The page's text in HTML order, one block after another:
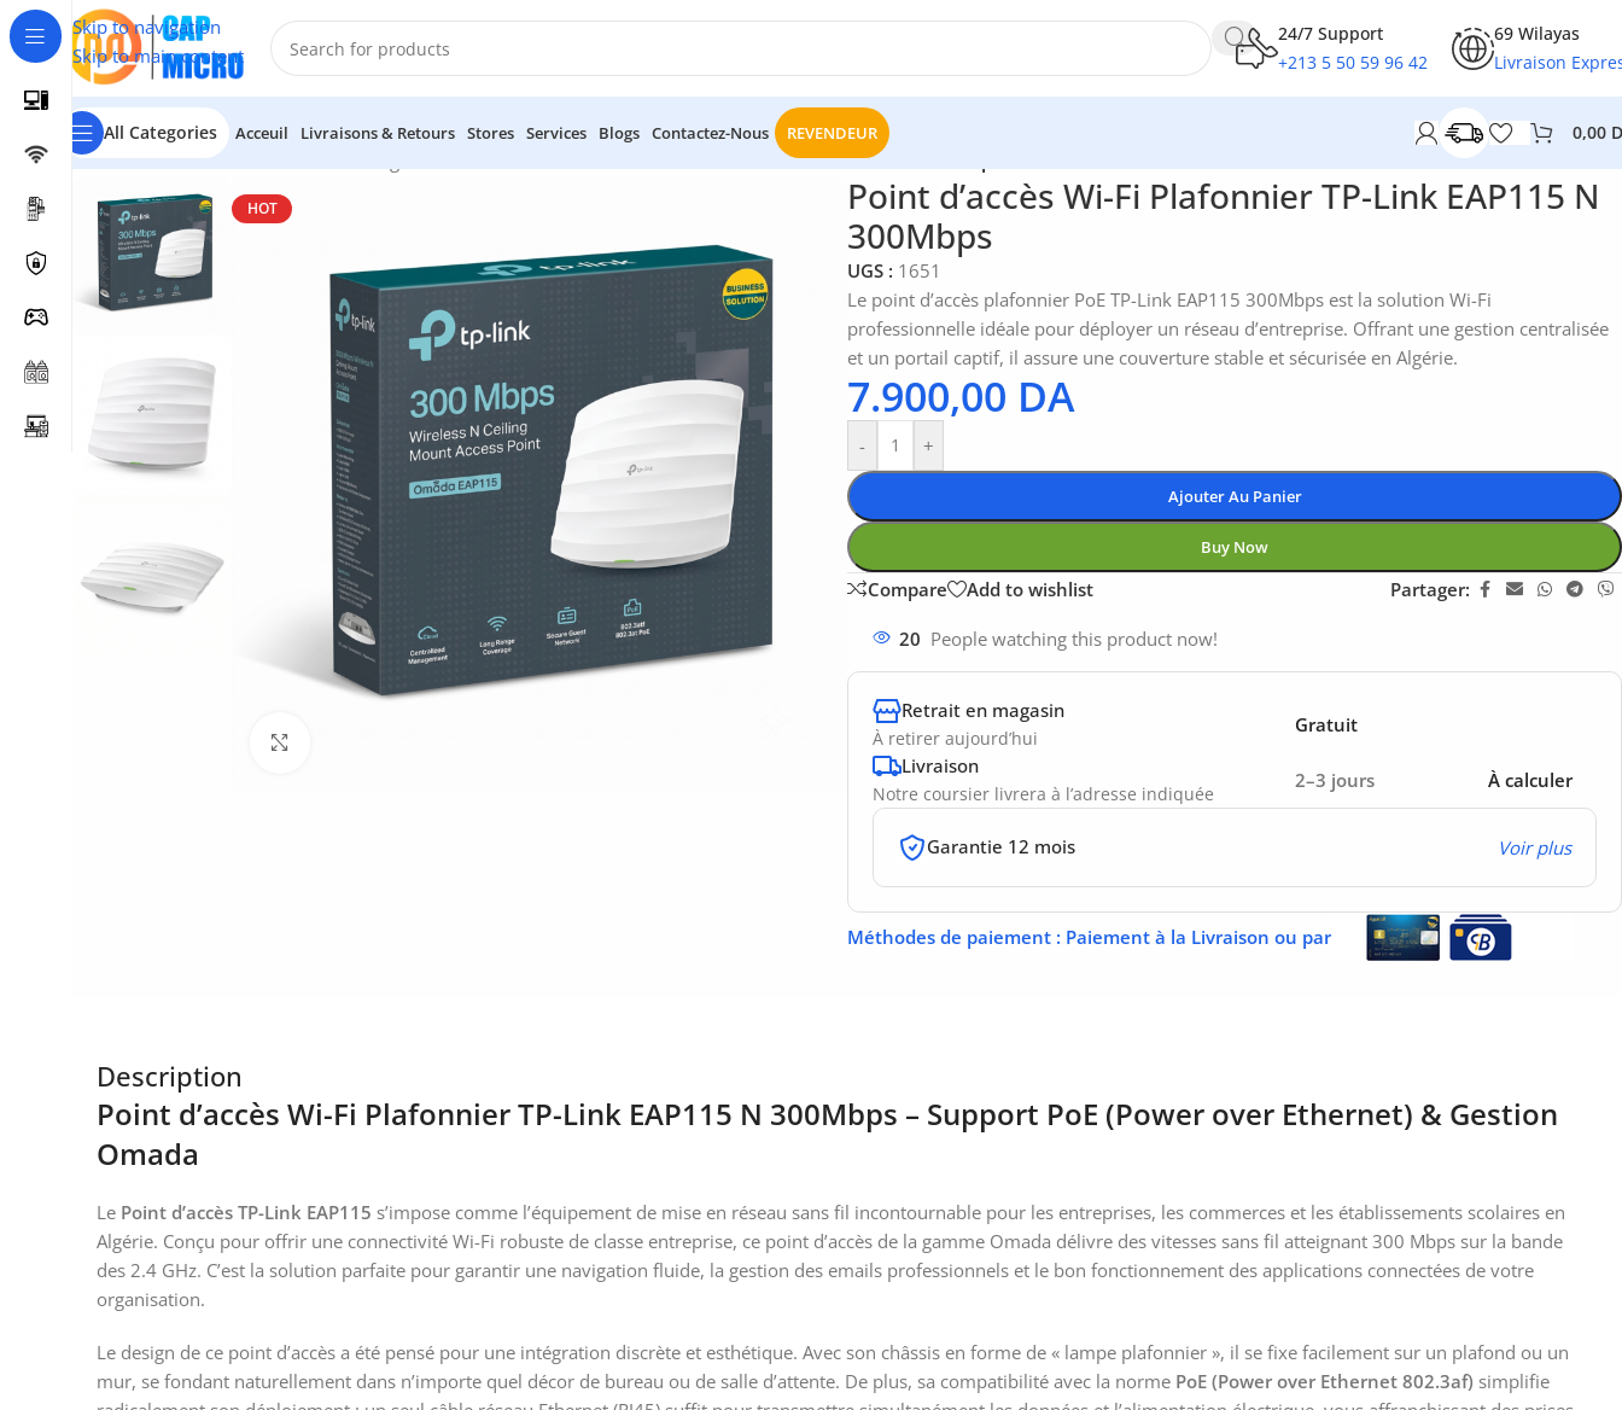
Skip to navigation
Skip to main content
24/7 Support
+213 5 50 59 96 42
69 Wilayas
Livraison
All Categories Acceuil Livraisons & Retours Stores Services Blogs Contactez-Nous REVENDEUR 0,00
Accueil/RESEAUX/ Point d’accès Wi-Fi Plafonnier TP-Link EAP115 N 300Mbps
HOT
Point d’accès Wi-Fi Plafonnier TP-Link EAP115 N
300Mbps
UGS : 1651
Le point d’accès plafonnier PoE TP-Link EAP115 300Mbps est la solution Wi-Fi
professionnelle idéale pour déployer un réseau d’entreprise. Offrant une gestion centralisée
et un portail captif, il assure une couverture stable et sécurisée en Algérie.
7.900,00 DA
- +
Ajouter Au Panier
Buy Now
Compare Add to wishlist Partager:
20 People watching this product now!
Retrait en magasin
À retirer aujourd’hui
Gratuit
Livraison
Notre coursier livrera à l’adresse indiquée
2–3 jours À calculer
Garantie 12 mois Voir plus
Méthodes de paiement : Paiement à la Livraison ou par
Description
Point d’accès Wi-Fi Plafonnier TP-Link EAP115 N 300Mbps – Support PoE (Power over Ethernet) & Gestion
Omada
Le Point d’accès TP-Link EAP115 s’impose comme l’équipement de mise en réseau sans fil incontournable pour les entreprises, les commerces et les établissements scolaires en
Algérie. Conçu pour offrir une connectivité Wi-Fi robuste de classe entreprise, ce point d’accès de la gamme Omada délivre des vitesses sans fil atteignant 300 Mbps sur la bande
des 2.4 GHz. C’est la solution parfaite pour garantir une navigation fluide, la gestion des emails professionnels et le bon fonctionnement des applications connectées de votre
organisation.
Le design de ce point d’accès a été pensé pour une intégration discrète et esthétique. Avec son châssis en forme de « lampe plafonnier », il se fixe facilement sur un plafond ou un
mur, se fondant naturellement dans n’importe quel décor de bureau ou de salle d’attente. De plus, sa compatibilité avec la norme PoE (Power over Ethernet 802.3af) simplifie